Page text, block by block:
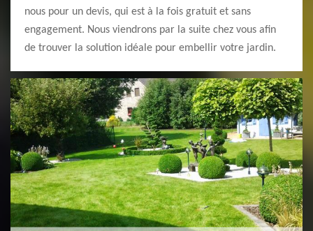
nous pour un devis, qui est à la fois gratuit et sans
engagement. Nous viendrons par la suite chez vous afin
de trouver la solution idéale pour embellir votre jardin.